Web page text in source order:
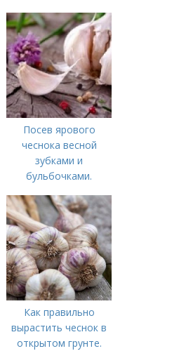
Посев ярового
чеснока весной
зубками и
бульбочками.
посадки озимого
чеснока
Как правильно
вырастить чеснок в
открытом грунте.